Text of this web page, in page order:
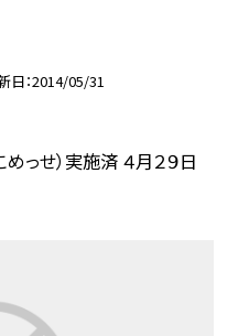
日 2014/05/31
っせ）実施済 ４月２９日